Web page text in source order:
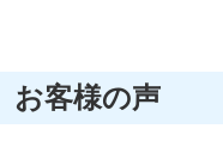
お客様の声